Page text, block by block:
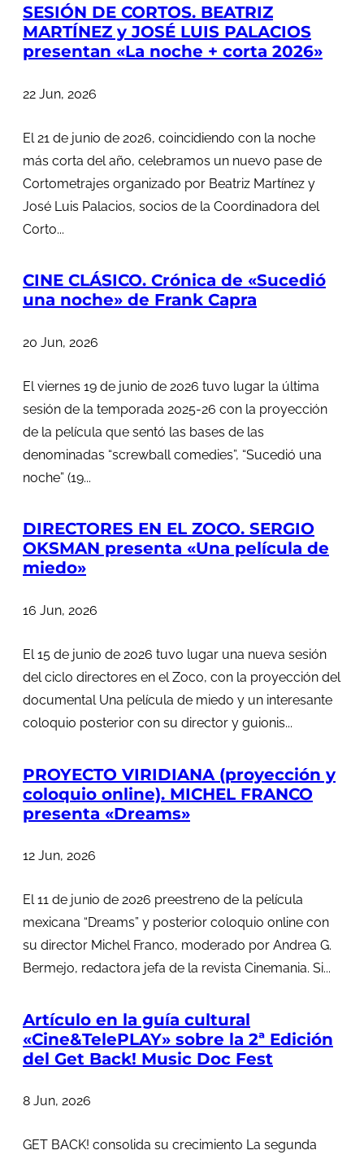
SESIÓN DE CORTOS. BEATRIZ
MARTÍNEZ y JOSÉ LUIS PALACIOS
presentan «La noche + corta 2026»
22 Jun, 2026
El 21 de junio de 2026, coincidiendo con la noche
más corta del año, celebramos un nuevo pase de
Cortometrajes organizado por Beatriz Martínez y
José Luis Palacios, socios de la Coordinadora del
Corto...
CINE CLÁSICO. Crónica de «Sucedió
una noche» de Frank Capra
20 Jun, 2026
El viernes 19 de junio de 2026 tuvo lugar la última
sesión de la temporada 2025-26 con la proyección
de la película que sentó las bases de las
denominadas “screwball comedies”, “Sucedió una
noche” (19...
DIRECTORES EN EL ZOCO. SERGIO
OKSMAN presenta «Una película de
miedo»
16 Jun, 2026
El 15 de junio de 2026 tuvo lugar una nueva sesión
del ciclo directores en el Zoco, con la proyección del
documental Una película de miedo y un interesante
coloquio posterior con su director y guionis...
PROYECTO VIRIDIANA (proyección y
coloquio online). MICHEL FRANCO
presenta «Dreams»
12 Jun, 2026
El 11 de junio de 2026 preestreno de la película
mexicana “Dreams” y posterior coloquio online con
su director Michel Franco, moderado por Andrea G.
Bermejo, redactora jefa de la revista Cinemania. Si...
Artículo en la guía cultural
«Cine&TelePLAY» sobre la 2ª Edición
del Get Back! Music Doc Fest
8 Jun, 2026
GET BACK! consolida su crecimiento La segunda